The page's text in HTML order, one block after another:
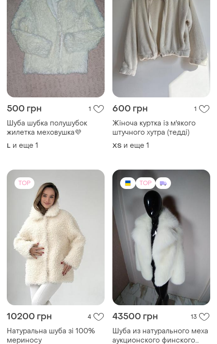
500 грн 1
Шуба шубка полушубок
жилетка меховушка💜
L и еще 1
600 грн 1
Жіноча куртка із м'якого
штучного хутра (тедді)
ХS и еще 1
TOP
10200 грн 4
Натуральна шуба зі 100%
мериносу
TOP
43500 грн 13
Шуба из натурального меха
аукционского финского